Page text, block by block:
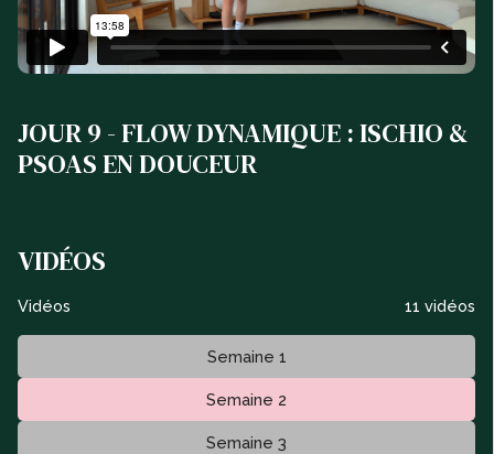
JOUR 9 - FLOW DYNAMIQUE : ISCHIO &
PSOAS EN DOUCEUR
VIDÉOS
Vidéos 11 vidéos
Semaine 1
Semaine 2
Semaine 3